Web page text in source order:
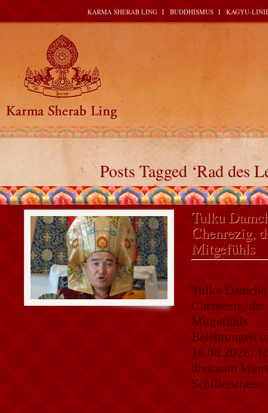
KARMA SHERAB LING BUDDHISMUS KAGYU-
Posts Tagged ‘Rad des
Tulku
Chenrezig,
Mitgefühls
,
Tulku
Chenrezig,
Mitgefühls
Belehrungen
16.08.2026;
dreiraum